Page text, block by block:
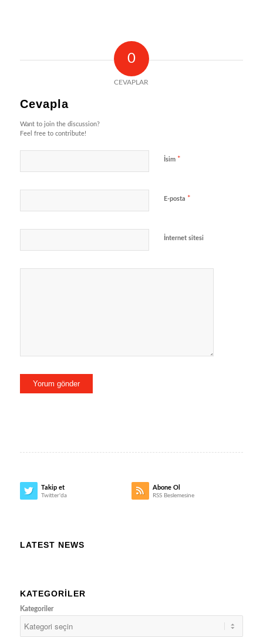
0
CEVAPLAR
Cevapla
Want to join the discussion?
Feel free to contribute!
İsim *
E-posta *
İnternet sitesi
Takip et
Twitter'da
Abone Ol
RSS Beslemesine
LATEST NEWS
KATEGORILER
Kategoriler